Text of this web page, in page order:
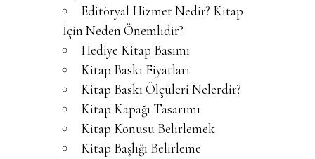
Editöryal Hizmet Nedir? Kitap
İçin Neden Önemlidir?
Hediye Kitap Basımı
Kitap Baskı Fiyatları
Kitap Baskı Ölçüleri Nelerdir?
Kitap Kapağı Tasarımı
Kitap Konusu Belirlemek
Kitap Başlığı Belirleme